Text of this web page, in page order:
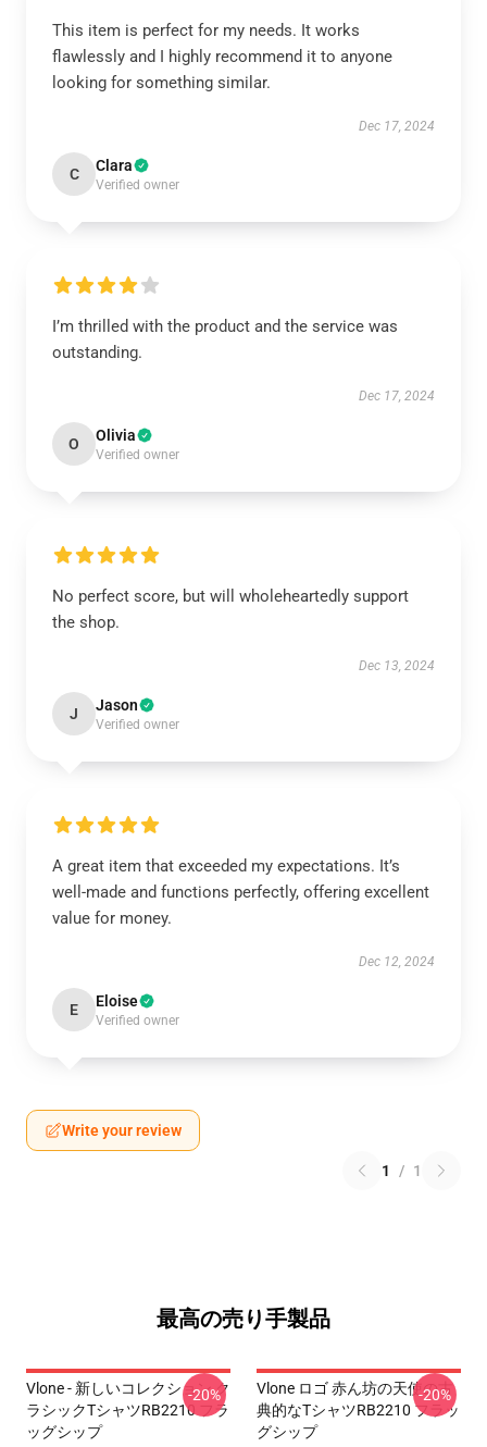
This item is perfect for my needs. It works
flawlessly and I highly recommend it to anyone
looking for something similar.
Dec 17, 2024
C Clara
Verified owner
I’m thrilled with the product and the service was
outstanding.
Dec 17, 2024
O Olivia
Verified owner
No perfect score, but will wholeheartedly support
the shop.
Dec 13, 2024
J Jason
Verified owner
A great item that exceeded my expectations. It’s
well-made and functions perfectly, offering excellent
value for money.
Dec 12, 2024
E Eloise
Verified owner
Write your review
1 / 1
最高の売り手製品
Vlone - 新しいコレクション ク
ラシックTシャツRB2210 フラ
ッグシップ
-20%
Vlone ロゴ 赤ん坊の天使の古
典的なTシャツRB2210 フラッ
グシップ
-20%